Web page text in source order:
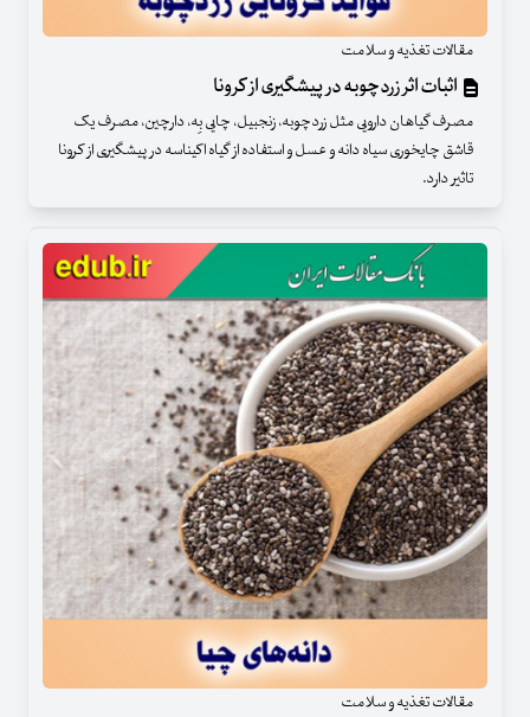
مقالات تغذیه و سلامت
اثبات اثر زردچوبه در پیشگیری از کرونا
مصرف گیاهان دارویی مثل زردچوبه، زنجبیل، چایی بِه، دارچین، مصرف یک
قاشق چایخوری سیاه دانه و عسل و استفاده از گیاه اکیناسه در پیشگیری از کرونا
تاثیر دارد.
مقالات تغذیه و سلامت